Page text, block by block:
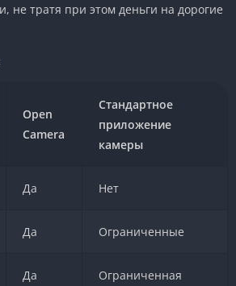
не тратя при этом деньги на дорогие
Open
Camera
Стандартное
приложение
камеры
Да Нет
Да Ограниченные
Да Ограниченная